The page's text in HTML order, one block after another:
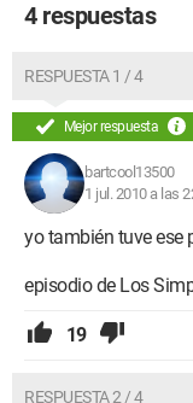
4 respuestas
RESPUESTA 1 / 4
Mejor respuesta
bartcool13500
1 jul. 2010 a las
yo también tuve ese
episodio de Los
19
RESPUESTA 2 / 4